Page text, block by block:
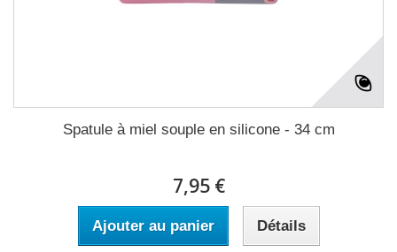
Spatule à miel souple en silicone - 34 cm
7,95 €
Ajouter au panier Détails